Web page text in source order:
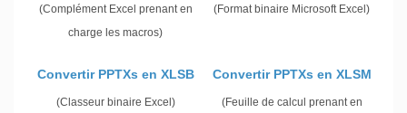
(Complément Excel prenant en
charge les macros)
(Format binaire Microsoft Excel)
Convertir PPTXs en XLSB
(Classeur binaire Excel)
Convertir PPTXs en XLSM
(Feuille de calcul prenant en